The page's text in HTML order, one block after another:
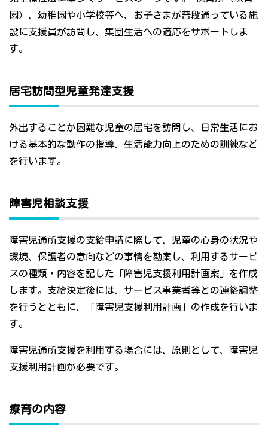
園）、幼稚園や小学校等へ、お子さまが普段通っている施
設に支援員が訪問し、集団生活への適応をサポートしま
す。
居宅訪問型児童発達支援
外出することが困難な児童の居宅を訪問し、日常生活にお
ける基本的な動作の指導、生活能力向上のための訓練など
を行います。
障害児相談支援
障害児通所支援の支給申請に際して、児童の心身の状況や
環境、保護者の意向などの事情を勘案し、利用するサービ
スの種類・内容を記した「障害児支援利用計画案」を作成
します。支給決定後には、サービス事業者等との連絡調整
を行うとともに、「障害児支援利用計画」の作成を行いま
す。
障害児通所支援を利用する場合には、原則として、障害児
支援利用計画が必要です。
療育の内容